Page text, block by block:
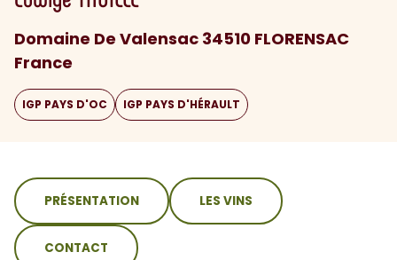
Domaine De Valensac 34510 FLORENSAC
France
IGP PAYS D'OC IGP PAYS D'HÉRAULT
sommaire
PRÉSENTATION LES VINS
CONTACT